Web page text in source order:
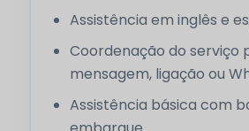
Assistência em inglês e
Coordenação do serviço
mensagem, ligação ou
Assistência básica com